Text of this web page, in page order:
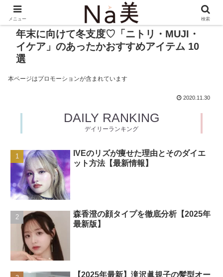
年末に向けて冬支度♡「ニトリ・MUJI・
イケア」のあったかおすすめアイテム 10
選
本ページはプロモーションが含まれています
2020.11.30
DAILY RANKING
デイリーランキング
IVEのリズが痩せた理由とそのダイエ
ット方法【最新情報】
森香澄の顔タイプを徹底分析【2025年
最新版】
【2025年最新】滝沢眞規子の髪型オー
メニュー 検索